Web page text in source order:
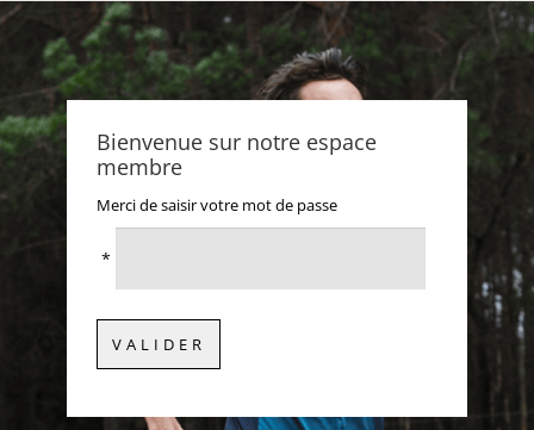
Bienvenue sur notre espace
membre
Merci de saisir votre mot de passe
*